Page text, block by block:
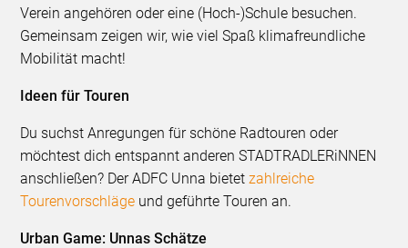
Verein angehören oder eine (Hoch-)Schule besuchen.
Gemeinsam zeigen wir, wie viel Spaß klimafreundliche
Mobilität macht!
Ideen für Touren
Du suchst Anregungen für schöne Radtouren oder
möchtest dich entspannt anderen STADTRADLERiNNEN
anschließen? Der ADFC Unna bietetzahlreiche
Tourenvorschläge und geführte Touren an.
Urban Game: Unnas Schätze